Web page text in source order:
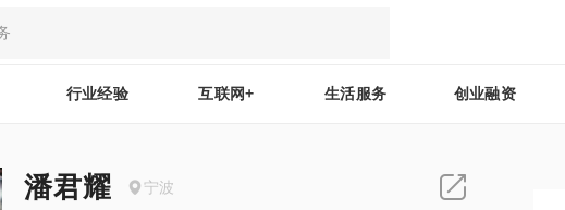
行业经验 互联网+ 生活服务 创业融资
潘君耀 宁波